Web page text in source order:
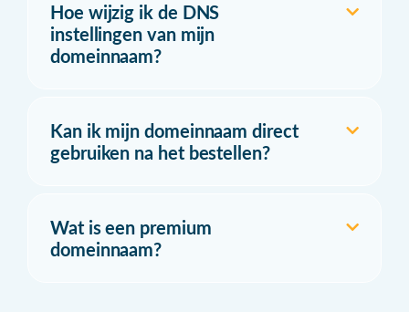
Hoe wijzig ik de DNS
instellingen van mijn
domeinnaam?
Kan ik mijn domeinnaam direct
gebruiken na het bestellen?
Wat is een premium
domeinnaam?